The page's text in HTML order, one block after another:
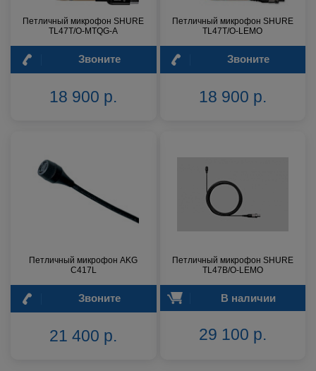
Петличный микрофон SHURE
TL47T/O-MTQG-A
Звоните
18 900 р.
Петличный микрофон SHURE
TL47T/O-LEMO
Звоните
18 900 р.
Петличный микрофон AKG
C417L
Звоните
21 400 р.
Петличный микрофон SHURE
TL47B/O-LEMO
В наличии
29 100 р.